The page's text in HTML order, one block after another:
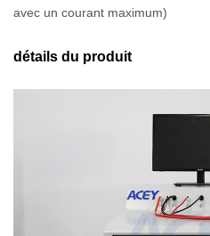
avec un courant maximum)
détails du produit